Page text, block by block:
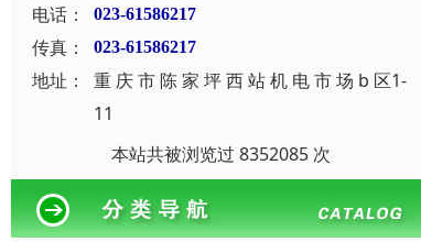
电话： 023-61586217
传真： 023-61586217
地址：
重 庆 市 陈 家 坪 西 站 机 电 市 场 b 区1-
11
本站共被浏览过 8352085 次